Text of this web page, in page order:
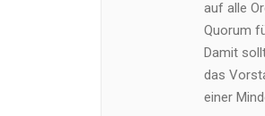
auf alle
Quorum
Damit
das
einer